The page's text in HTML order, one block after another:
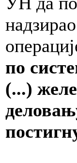
по
(...)